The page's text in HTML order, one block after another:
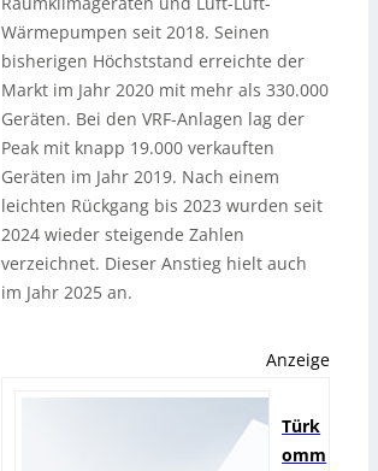
Wärmepumpen seit 2018. Seinen
bisherigen Höchststand erreichte der
Markt im Jahr 2020 mit mehr als 330.000
Geräten. Bei den VRF-Anlagen lag der
Peak mit knapp 19.000 verkauften
Geräten im Jahr 2019. Nach einem
leichten Rückgang bis 2023 wurden seit
2024 wieder steigende Zahlen
verzeichnet. Dieser Anstieg hielt auch
im Jahr 2025 an.
Anzeige
Türk
omm